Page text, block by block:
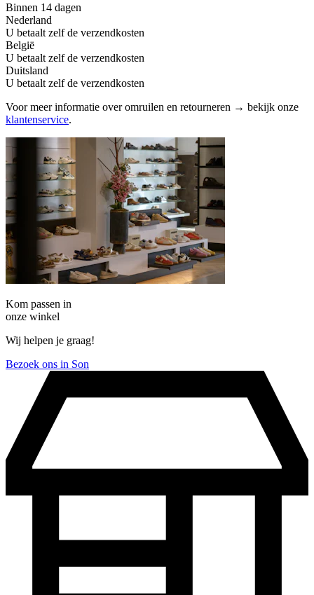
Binnen 14 dagen
Nederland
U betaalt zelf de verzendkosten
België
U betaalt zelf de verzendkosten
Duitsland
U betaalt zelf de verzendkosten
Voor meer informatie over omruilen en retourneren → bekijk onze
klantenservice.
Kom passen in
onze winkel
Wij helpen je graag!
Bezoek ons in Son